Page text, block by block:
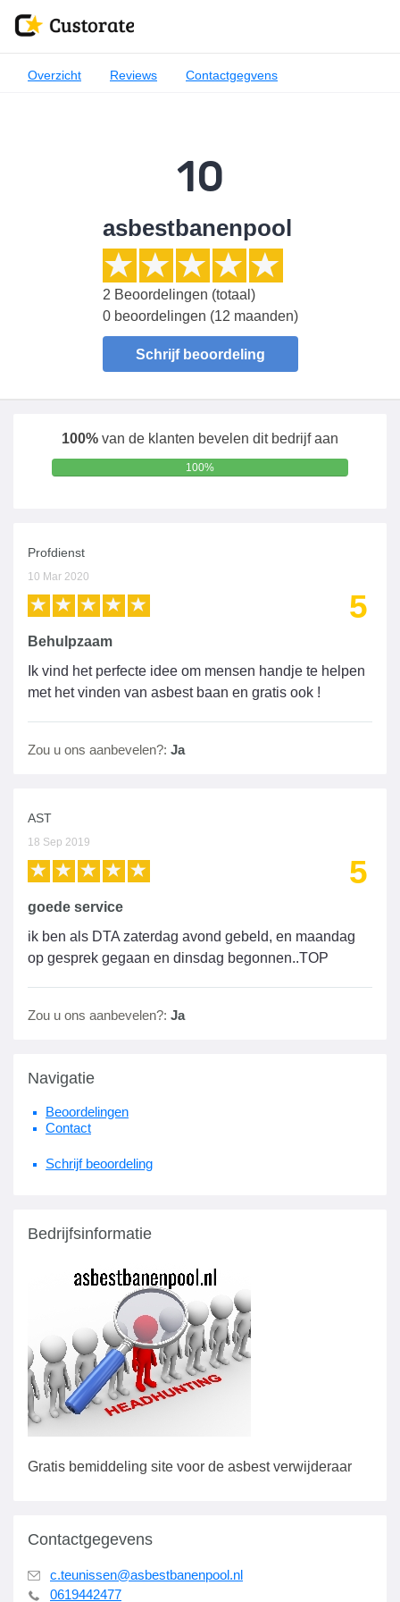
Overzicht Reviews Contactgegvens
10
asbestbanenpool
2 Beoordelingen (totaal)
0 beoordelingen (12 maanden)
Schrijf beoordeling
100% van de klanten bevelen dit bedrijf aan
100%
Profdienst
10 Mar 2020
5
Behulpzaam
Ik vind het perfecte idee om mensen handje te helpen
met het vinden van asbest baan en gratis ook !
Zou u ons aanbevelen?: Ja
AST
18 Sep 2019
5
goede service
ik ben als DTA zaterdag avond gebeld, en maandag
op gesprek gegaan en dinsdag begonnen..TOP
Zou u ons aanbevelen?: Ja
Navigatie
Beoordelingen
Contact
Schrijf beoordeling
Bedrijfsinformatie
Gratis bemiddeling site voor de asbest verwijderaar
Contactgegevens
c.teunissen@asbestbanenpool.nl
0619442477